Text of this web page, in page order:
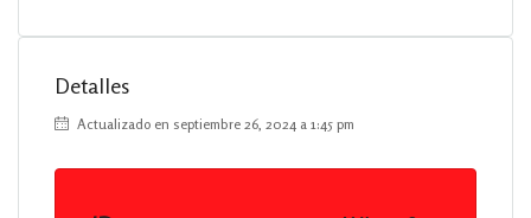
Detalles
Actualizado en septiembre 26, 2024 a 1:45 pm